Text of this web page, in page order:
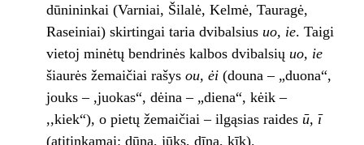
dūnininkai (Varniai, Šilalė, Kelmė, Tauragė,
Raseiniai) skirtingai taria dvibalsius uo, ie. Taigi
vietoj minėtų bendrinės kalbos dvibalsių uo, ie
šiaurės žemaičiai rašys ou, ėi(douna – „duona“,
jouks – ,juokas“, dėina – „diena“, kėik –
,,kiek“), o pietų žemaičiai – ilgąsias raides ū, ī
(atitinkamai: dūna, jūks, dīna, kīk).